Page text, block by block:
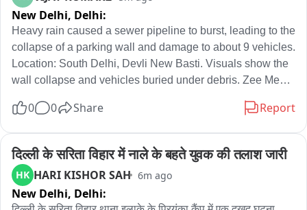
New Delhi, Delhi:
Heavy rain caused a sewer pipeline to burst, leading to the
collapse of a parking wall and damage to about 9 vehicles.
Location: South Delhi, Devli New Basti. Visuals show the
wall collapse and vehicles buried under debris. Zee Media
देवली रोड में नई बस्ती में भारी बारिश से सीवर पाइपलाइन फटा और पार्किंग
बताया यह घटना कल की है जब भारी वर्षा हुई. Zee Media के लिए विजय
कुमार की रिपोर्ट. बाइट स्थानीय लोग
0 0 Share Report
दिल्ली के सरिता विहार में नाले के बहते युवक की तलाश जारी
HK HARI KISHOR SAH 6m ago
New Delhi, Delhi: